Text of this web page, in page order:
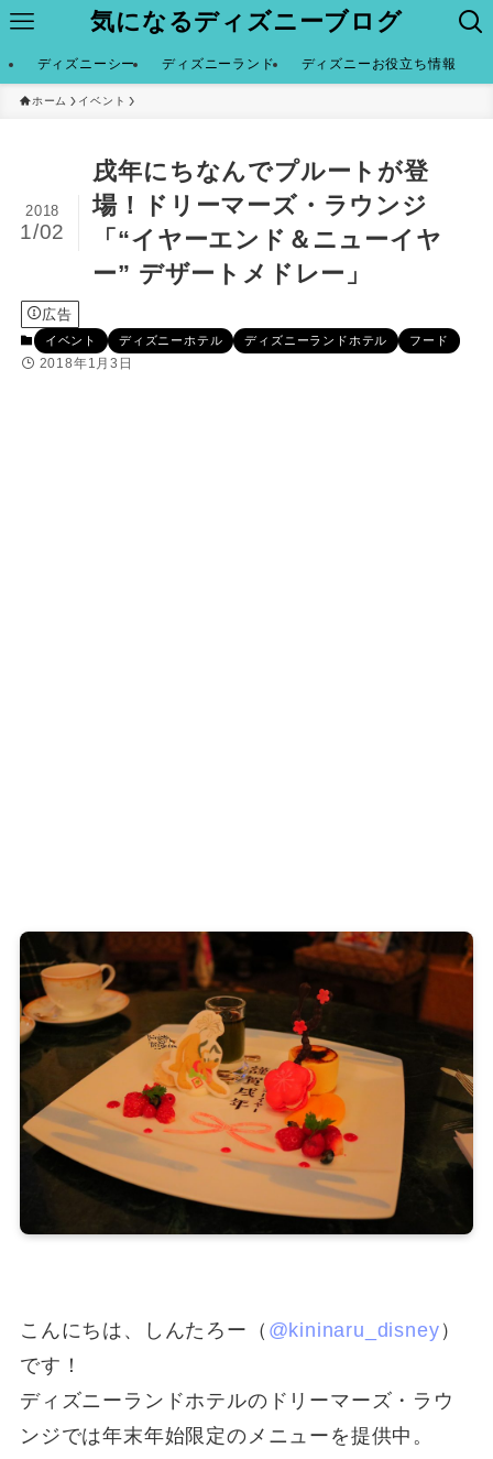
気になるディズニーブログ
ディズニーシー ディズニーランド ディズニーお役立ち情報
ホーム イベント
戌年にちなんでプルートが登
場！ドリーマーズ・ラウンジ
「“イヤーエンド＆ニューイヤ
ー” デザートメドレー」
2018
1/02
広告
イベント ディズニーホテル ディズニーランドホテル フード
2018年1月3日
こんにちは、しんたろー（ @kininaru_disney ）
です！
ディズニーランドホテルのドリーマーズ・ラウ
ンジでは年末年始限定のメニューを提供中。